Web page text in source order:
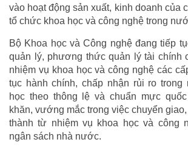
vào hoạt động sản xuất, kinh doanh của
tổ chức khoa học và công nghệ trong
Bộ Khoa học và Công nghệ đang tiếp
quản lý, phương thức quản lý tài chính
nhiệm vụ khoa học và công nghệ các
tục hành chính, chấp nhận rủi ro trong
học theo thông lệ và chuẩn mực
khăn, vướng mắc trong việc chuyển
thành từ nhiệm vụ khoa học và công
ngân sách nhà nước.